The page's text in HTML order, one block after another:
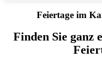
Feiertage im
Finden Sie ganz